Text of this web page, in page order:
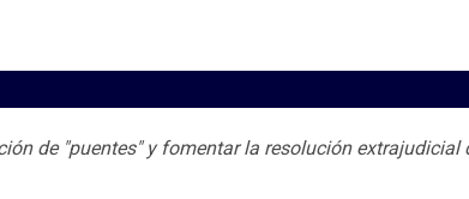
de "puentes" y fomentar la resolución extrajudicial